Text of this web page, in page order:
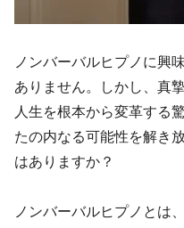
ノンバーバルヒプノに興
ありません。しかし、真
人生を根本から変革する
たの内なる可能性を解き
はありますか？
ノンバーバルヒプノとは